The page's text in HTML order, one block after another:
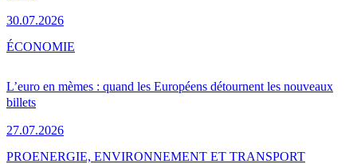
30.07.2026
L’euro en mèmes : quand les Européens détournent les nouveaux
billets
27.07.2026
ÉCONOMIE
PROENERGIE, ENVIRONNEMENT ET TRANSPORT